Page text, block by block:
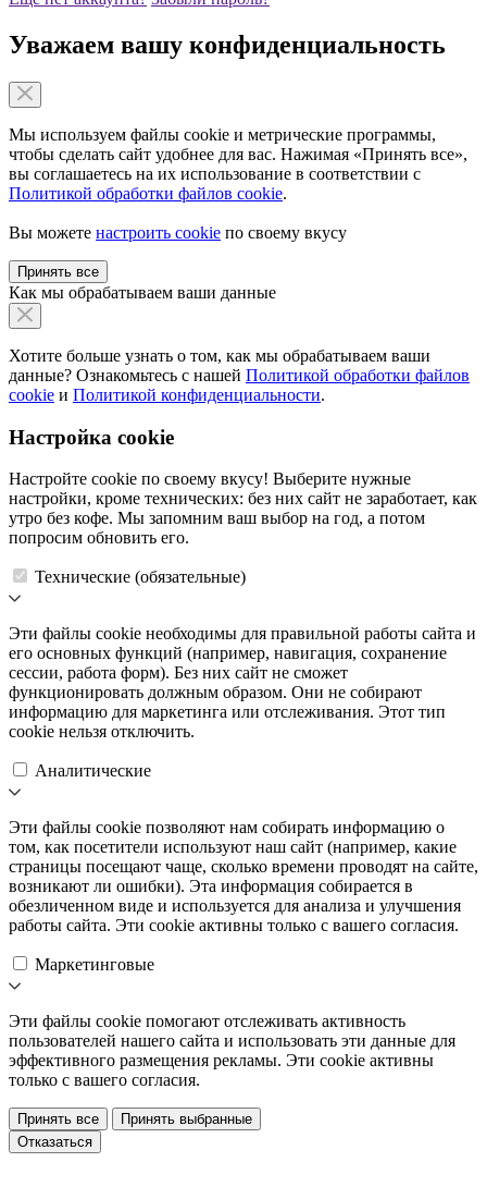
Уважаем вашу конфиденциальность
Мы используем файлы cookie и метрические программы,
чтобы сделать сайт удобнее для вас. Нажимая «Принять все»,
вы соглашаетесь на их использование в соответствии с
Политикой обработки файлов cookie.
Вы можете настроить cookie по своему вкусу
Принять все
Как мы обрабатываем ваши данные
Хотите больше узнать о том, как мы обрабатываем ваши
данные? Ознакомьтесь с нашей Политикой обработки файлов
cookie и Политикой конфиденциальности.
Настройка cookie
Настройте cookie по своему вкусу! Выберите нужные
настройки, кроме технических: без них сайт не заработает, как
утро без кофе. Мы запомним ваш выбор на год, а потом
попросим обновить его.
Технические (обязательные)
Эти файлы cookie необходимы для правильной работы сайта и
его основных функций (например, навигация, сохранение
сессии, работа форм). Без них сайт не сможет
функционировать должным образом. Они не собирают
информацию для маркетинга или отслеживания. Этот тип
cookie нельзя отключить.
Аналитические
Эти файлы cookie позволяют нам собирать информацию о
том, как посетители используют наш сайт (например, какие
страницы посещают чаще, сколько времени проводят на сайте,
возникают ли ошибки). Эта информация собирается в
обезличенном виде и используется для анализа и улучшения
работы сайта. Эти cookie активны только с вашего согласия.
Маркетинговые
Эти файлы cookie помогают отслеживать активность
пользователей нашего сайта и использовать эти данные для
эффективного размещения рекламы. Эти cookie активны
только с вашего согласия.
Принять все
Принять выбранные
Отказаться